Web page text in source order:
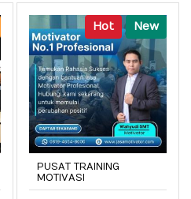
Hot New
PUSAT TRAINING
MOTIVASI